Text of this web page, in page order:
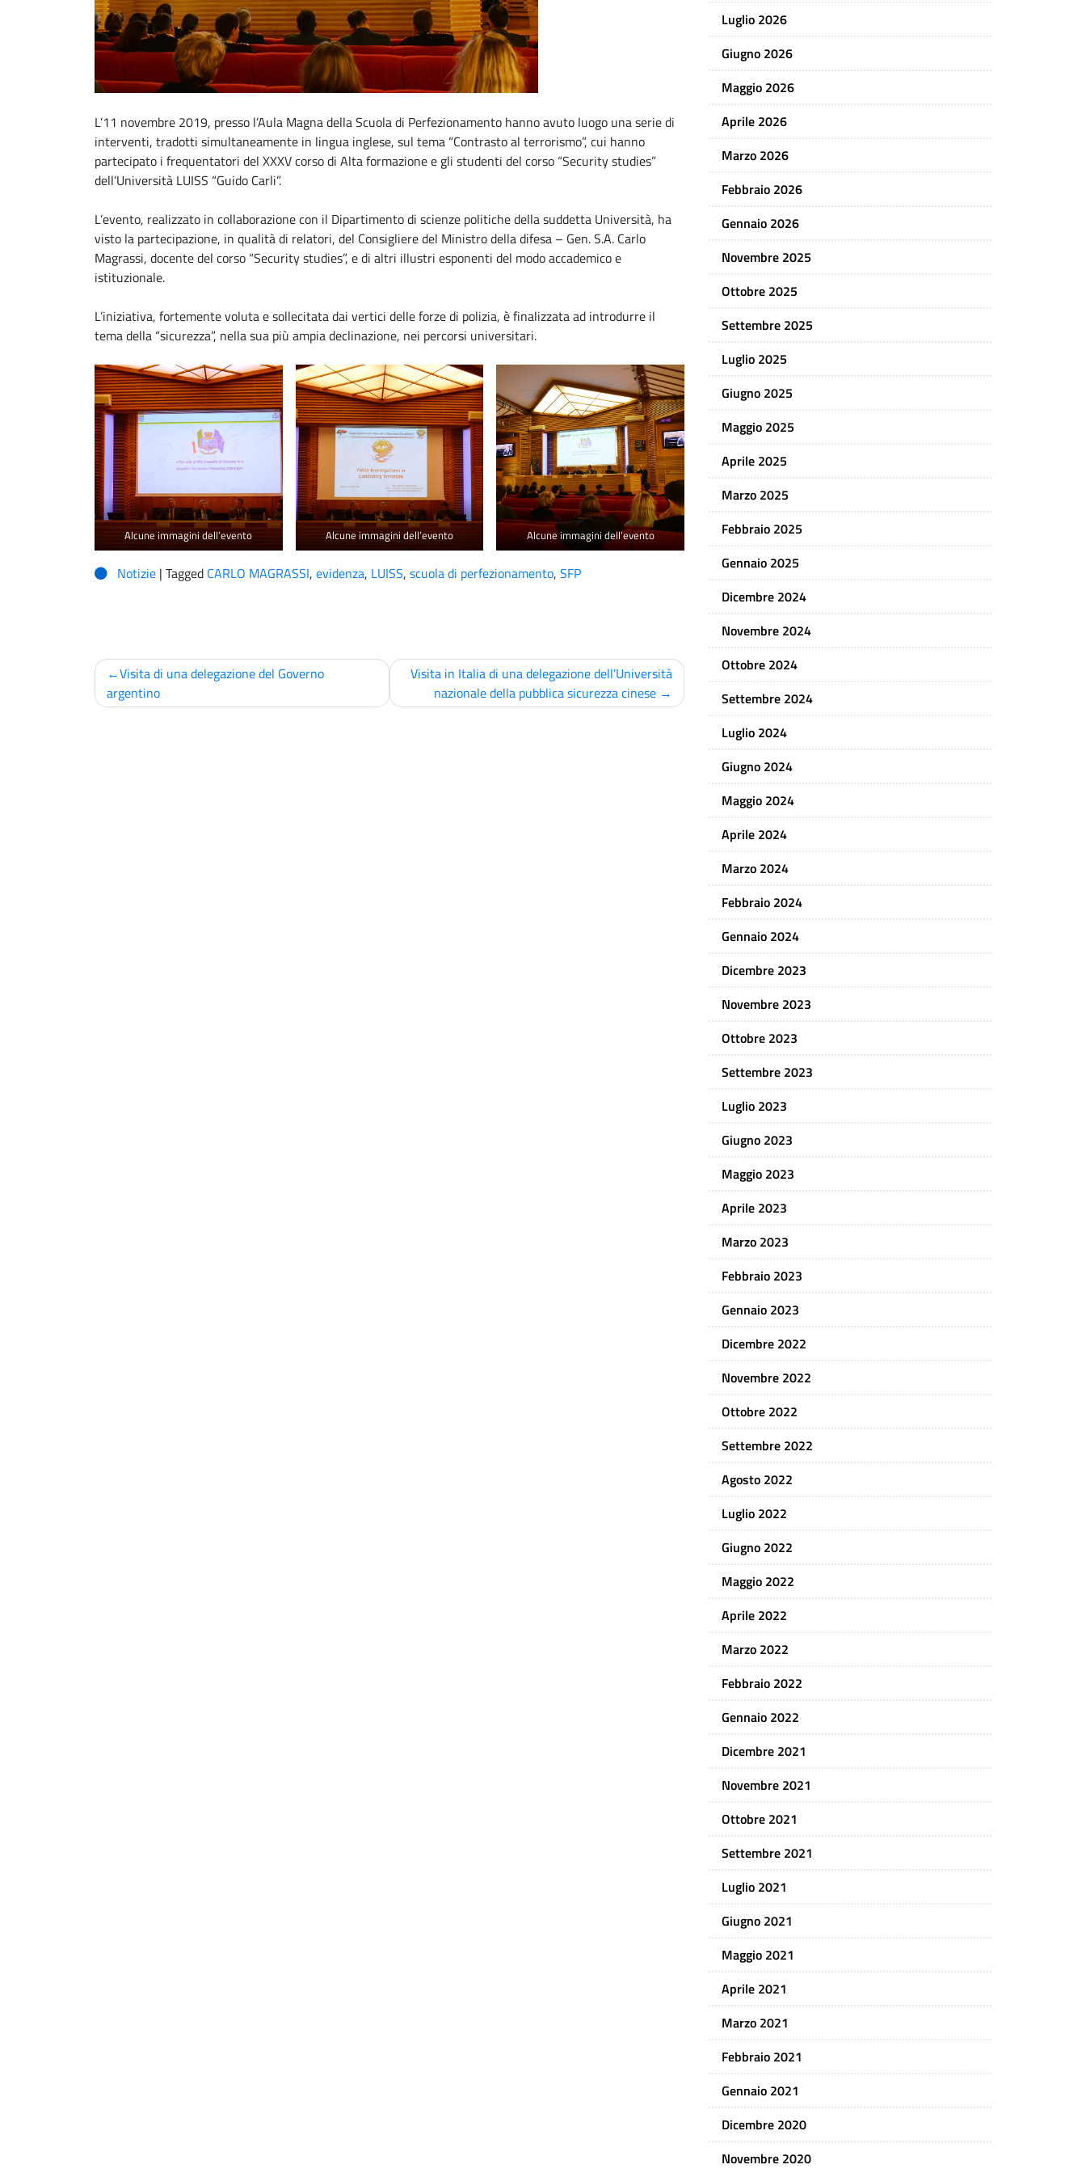
L’11 novembre 2019, presso l’Aula Magna della Scuola di Perfezionamento hanno avuto luogo una serie di
interventi, tradotti simultaneamente in lingua inglese, sul tema “Contrasto al terrorismo”, cui hanno
partecipato i frequentatori del XXXV corso di Alta formazione e gli studenti del corso “Security studies”
dell’Università LUISS “Guido Carli”.
L’evento, realizzato in collaborazione con il Dipartimento di scienze politiche della suddetta Università, ha
visto la partecipazione, in qualità di relatori, del Consigliere del Ministro della difesa – Gen. S.A. Carlo
Magrassi, docente del corso “Security studies”, e di altri illustri esponenti del modo accademico e
istituzionale.
L’iniziativa, fortemente voluta e sollecitata dai vertici delle forze di polizia, è finalizzata ad introdurre il
tema della “sicurezza”, nella sua più ampia declinazione, nei percorsi universitari.
Alcune immagini dell’evento Alcune immagini dell’evento Alcune immagini dell’evento
Notizie | Tagged CARLO MAGRASSI, evidenza, LUISS, scuola di perfezionamento, SFP
Navigazione
articoli
Visita di una delegazione del Governo
argentino
Visita in Italia di una delegazione dell’Università
nazionale della pubblica sicurezza cinese
Luglio 2026
Giugno 2026
Maggio 2026
Aprile 2026
Marzo 2026
Febbraio 2026
Gennaio 2026
Novembre 2025
Ottobre 2025
Settembre 2025
Luglio 2025
Giugno 2025
Maggio 2025
Aprile 2025
Marzo 2025
Febbraio 2025
Gennaio 2025
Dicembre 2024
Novembre 2024
Ottobre 2024
Settembre 2024
Luglio 2024
Giugno 2024
Maggio 2024
Aprile 2024
Marzo 2024
Febbraio 2024
Gennaio 2024
Dicembre 2023
Novembre 2023
Ottobre 2023
Settembre 2023
Luglio 2023
Giugno 2023
Maggio 2023
Aprile 2023
Marzo 2023
Febbraio 2023
Gennaio 2023
Dicembre 2022
Novembre 2022
Ottobre 2022
Settembre 2022
Agosto 2022
Luglio 2022
Giugno 2022
Maggio 2022
Aprile 2022
Marzo 2022
Febbraio 2022
Gennaio 2022
Dicembre 2021
Novembre 2021
Ottobre 2021
Settembre 2021
Luglio 2021
Giugno 2021
Maggio 2021
Aprile 2021
Marzo 2021
Febbraio 2021
Gennaio 2021
Dicembre 2020
Novembre 2020